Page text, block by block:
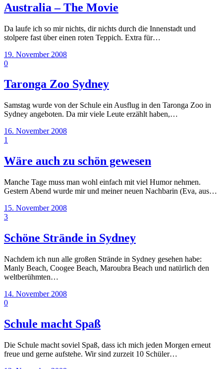
Australia – The Movie
Da laufe ich so mir nichts, dir nichts durch die Innenstadt und
stolpere fast über einen roten Teppich. Extra für…
19. November 2008
0
Taronga Zoo Sydney
Samstag wurde von der Schule ein Ausflug in den Taronga Zoo in
Sydney angeboten. Da mir viele Leute erzählt haben,…
16. November 2008
1
Wäre auch zu schön gewesen
Manche Tage muss man wohl einfach mit viel Humor nehmen.
Gestern Abend wurde mir und meiner neuen Nachbarin (Eva, aus…
15. November 2008
3
Schöne Strände in Sydney
Nachdem ich nun alle großen Strände in Sydney gesehen habe:
Manly Beach, Coogee Beach, Maroubra Beach und natürlich den
weltberühmten…
14. November 2008
0
Schule macht Spaß
Die Schule macht soviel Spaß, dass ich mich jeden Morgen erneut
freue und gerne aufstehe. Wir sind zurzeit 10 Schüler…